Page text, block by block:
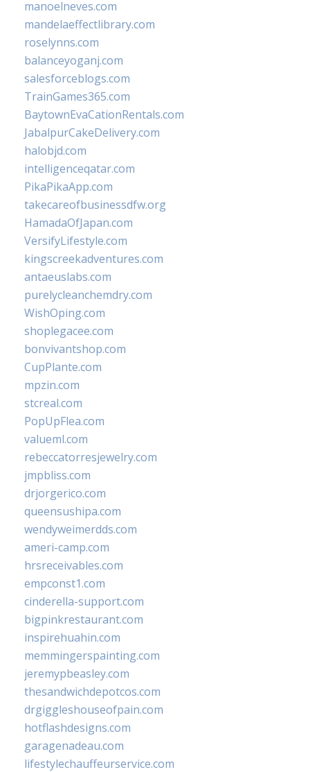
manoelneves.com
mandelaeffectlibrary.com
roselynns.com
balanceyoganj.com
salesforceblogs.com
TrainGames365.com
BaytownEvaCationRentals.com
JabalpurCakeDelivery.com
halobjd.com
intelligenceqatar.com
PikaPikaApp.com
takecareofbusinessdfw.org
HamadaOfJapan.com
VersifyLifestyle.com
kingscreekadventures.com
antaeuslabs.com
purelycleanchemdry.com
WishOping.com
shoplegacee.com
bonvivantshop.com
CupPlante.com
mpzin.com
stcreal.com
PopUpFlea.com
valueml.com
rebeccatorresjewelry.com
jmpbliss.com
drjorgerico.com
queensushipa.com
wendyweimerdds.com
ameri-camp.com
hrsreceivables.com
empconst1.com
cinderella-support.com
bigpinkrestaurant.com
inspirehuahin.com
memmingerspainting.com
jeremypbeasley.com
thesandwichdepotcos.com
drgiggleshouseofpain.com
hotflashdesigns.com
garagenadeau.com
lifestylechauffeurservice.com